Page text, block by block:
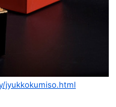
jyukkokumiso.html